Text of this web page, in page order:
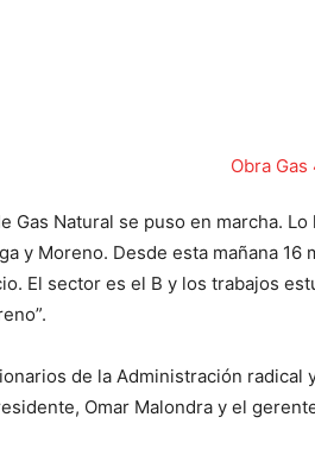
Gas Natural se puso en marcha.
y Moreno. Desde esta mañana
El sector es el B y los trabajos
de la Administración radical
Omar Malondra y el